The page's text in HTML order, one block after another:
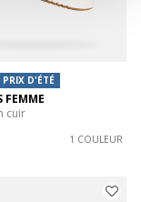
PRIX D'ÉTÉ
FEMME
cuir
1 COULEUR